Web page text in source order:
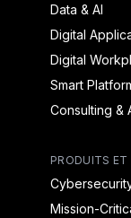
Data & AI
Digital
Digital
Smart
Consulting &
PRODUITS ET
Mission-